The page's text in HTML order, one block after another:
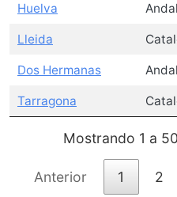
Huelva
Lleida
Dos Hermanas
Tarragona
Mostrando 1 a
Anterior 1 2